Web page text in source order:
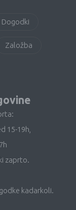
Dogodki
Založba
15-19h,
zaprto.
kadarkoli.